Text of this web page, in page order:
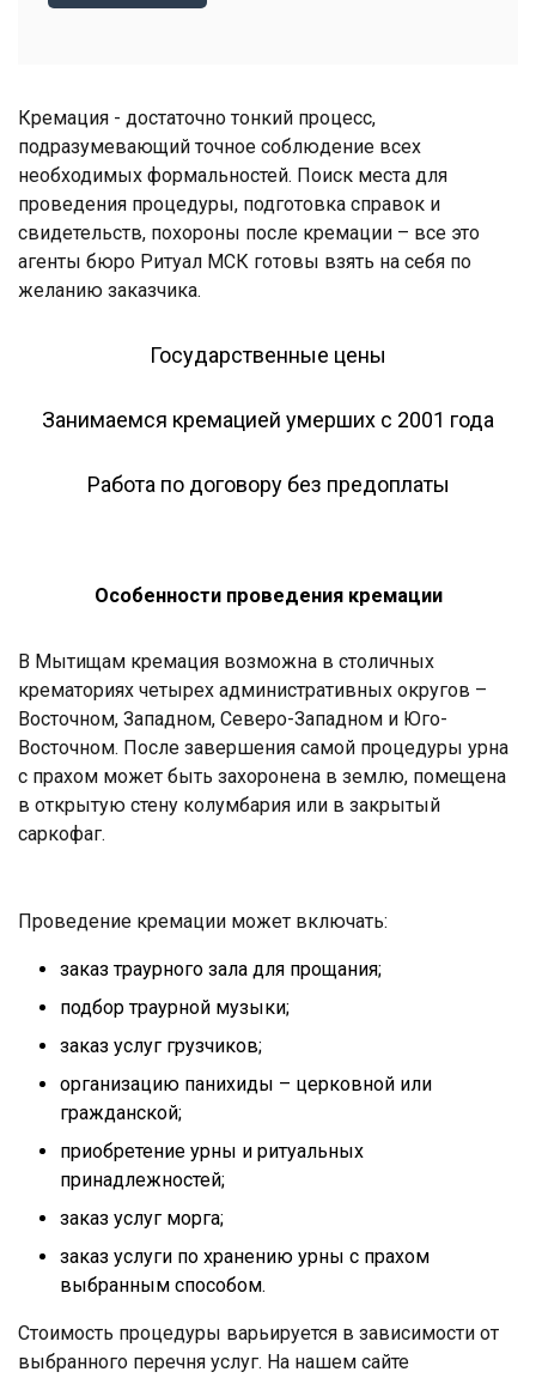
Кремация - достаточно тонкий процесс,
подразумевающий точное соблюдение всех
необходимых формальностей. Поиск места для
проведения процедуры, подготовка справок и
свидетельств, похороны после кремации – все это
агенты бюро Ритуал МСК готовы взять на себя по
желанию заказчика.
Государственные цены
Занимаемся кремацией умерших с 2001 года
Работа по договору без предоплаты
Особенности проведения кремации
В Мытищам кремация возможна в столичных
крематориях четырех административных округов –
Восточном, Западном, Северо-Западном и Юго-
Восточном. После завершения самой процедуры урна
с прахом может быть захоронена в землю, помещена
в открытую стену колумбария или в закрытый
саркофаг.
Проведение кремации может включать:
заказ траурного зала для прощания;
подбор траурной музыки;
заказ услуг грузчиков;
организацию панихиды – церковной или
гражданской;
приобретение урны и ритуальных
принадлежностей;
заказ услуг морга;
заказ услуги по хранению урны с прахом
выбранным способом.
Стоимость процедуры варьируется в зависимости от
выбранного перечня услуг. На нашем сайте